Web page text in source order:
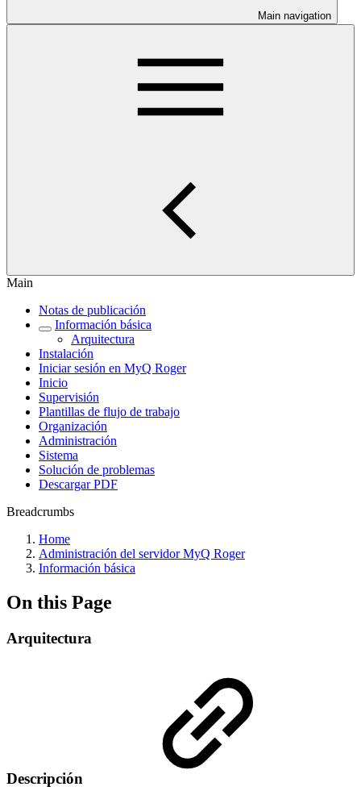
Main navigation
Main
Notas de publicación
Información básica
Arquitectura
Instalación
Iniciar sesión en MyQ Roger
Inicio
Supervisión
Plantillas de flujo de trabajo
Organización
Administración
Sistema
Solución de problemas
Descargar PDF
Breadcrumbs
Home
Administración del servidor MyQ Roger
Información básica
On this Page
Arquitectura
Descripción